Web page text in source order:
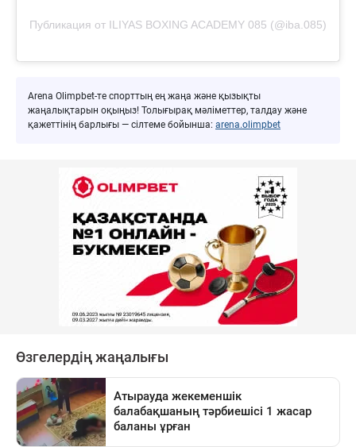
Публикация от ILIYAS BOXING ACADEMY 085 (@iba.085)
Arena Olimpbet-те спорттың ең жаңа және қызықты
жаңалықтарын оқыңыз! Толығырақ мәліметтер, талдау және
қажеттінің барлығы — сілтеме бойынша: arena.olimpbet